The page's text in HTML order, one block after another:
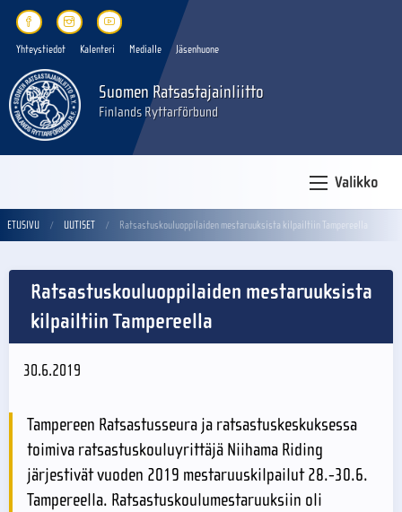
Yhteystiedot Kalenteri Medialle Jäsenhuone
Suomen Ratsastajainliitto
Finlands Ryttarförbund
Valikko
ETUSIVU UUTISET Ratsastuskouluoppilaiden mestaruuksista kilpailtiin Tampereella
Ratsastuskouluoppilaiden mestaruuksista
kilpailtiin Tampereella
30.6.2019
Tampereen Ratsastusseura ja ratsastuskeskuksessa
toimiva ratsastuskouluyrittäjä Niihama Riding
järjestivät vuoden 2019 mestaruuskilpailut 28.-30.6.
Tampereella. Ratsastuskoulumestaruuksiin oli